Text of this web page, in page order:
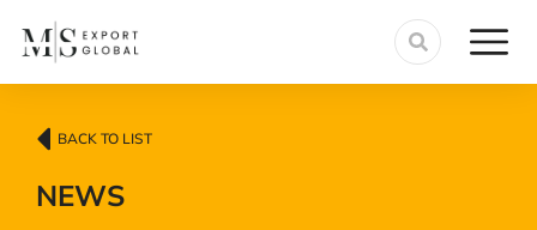
BACK TO LIST
NEWS